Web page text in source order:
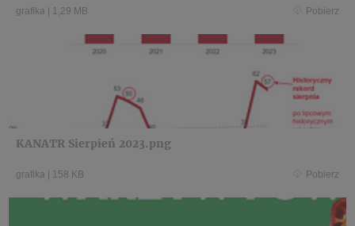
grafika | 1,29 MB Pobierz
KANATR Sierpień 2023.png
grafika | 158 KB Pobierz